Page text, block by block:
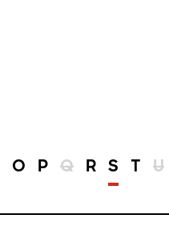
O P Q R S T U